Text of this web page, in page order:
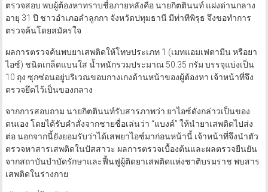
ตรวจสอบ พบผู้ต้องหาทราบชื่อภายหลังคือ นายกิตตินนท์ แฝงด่านกลาง
อายุ 31 ปี ชาวอำเภอลำลูกกา จังหวัดปทุมธานี มีท่าทีพิรุธ จึงขอทำการ
ตรวจค้นโดยสมัครใจ
ผลการตรวจค้นพบยาเสพติดให้โทษประเภท 1 (เมทแอมเฟตามีน หรือยา
ไอซ์) ชนิดเกล็ดแบนใส น้ำหนักรวมประมาณ 50.35 กรัม บรรจุแบ่งเป็น
10 ถุง ซุกซ่อนอยู่บริเวณขอบกางเกงด้านหน้าของผู้ต้องหา เจ้าหน้าที่จึง
ตรวจยึดไว้เป็นของกลาง
จากการสอบถาม นายกิตตินนท์รับสารภาพว่า ยาไอซ์ดังกล่าวเป็นของ
ตนเอง โดยได้รับคำสั่งจากชายชื่อเล่นว่า “แบงค์” ให้นำยาเสพติดไปส่ง
ต่อ นอกจากนี้ยังยอมรับว่าได้เสพยาไอซ์มาก่อนหน้านี้ เจ้าหน้าที่จึงนำตัว
ตรวจหาสารเสพติดในปัสสาวะ ผลการตรวจเบื้องต้นและผลตรวจยืนยัน
จากสถาบันบำบัดรักษาและฟื้นฟูผู้ติดยาเสพติดแห่งชาติบรมราช พบสาร
เสพติดในร่างกาย